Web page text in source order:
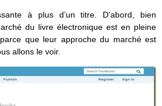
à plus d’un titre. D’abord, bien
du livre électronique est en pleine
que leur approche du marché est
allons le voir.